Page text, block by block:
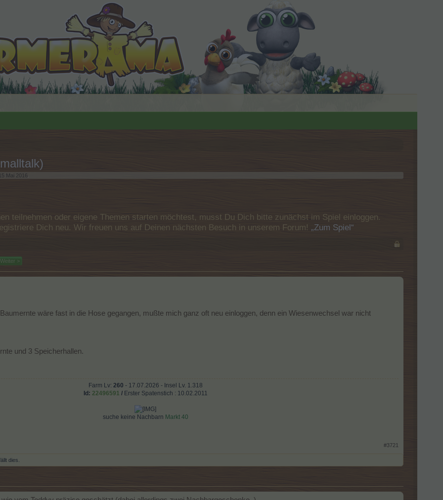
15 Mai 2016
teilnehmen oder eigene Themen starten möchtest, musst Du Dich bitte zunächst im Spiel einloggen.
Dich neu. Wir freuen uns auf Deinen nächsten Besuch in unserem Forum! „Zum Spiel“
Weiter >
wäre fast in die Hose gegangen, mußte mich ganz oft neu einloggen, denn ein Wiesenwechsel war nicht
und 3 Speicherhallen.
Farm Lv: 260 - 17.07.2026 - Insel Lv. 1.318
Id: 22496591 /Erster Spatenstich : 10.02.2011
suche keine Nachbarn Markt 40
#3721
dies.